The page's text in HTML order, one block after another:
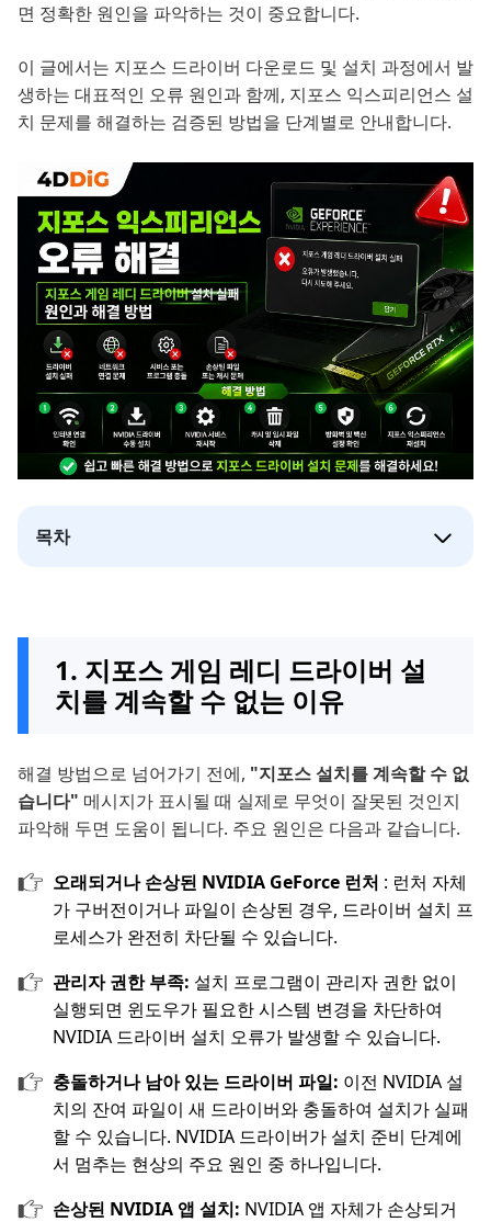
면 정확한 원인을 파악하는 것이 중요합니다.
이 글에서는 지포스 드라이버 다운로드 및 설치 과정에서 발
생하는 대표적인 오류 원인과 함께, 지포스 익스피리언스 설
치 문제를 해결하는 검증된 방법을 단계별로 안내합니다.
목차
1. 지포스 게임 레디 드라이버 설
치를 계속할 수 없는 이유
해결 방법으로 넘어가기 전에, "지포스 설치를 계속할 수 없
습니다" 메시지가 표시될 때 실제로 무엇이 잘못된 것인지
파악해 두면 도움이 됩니다. 주요 원인은 다음과 같습니다.
오래되거나 손상된 NVIDIA GeForce 런처 : 런처 자체
가 구버전이거나 파일이 손상된 경우, 드라이버 설치 프
로세스가 완전히 차단될 수 있습니다.
관리자 권한 부족: 설치 프로그램이 관리자 권한 없이
실행되면 윈도우가 필요한 시스템 변경을 차단하여
NVIDIA 드라이버 설치 오류가 발생할 수 있습니다.
충돌하거나 남아 있는 드라이버 파일: 이전 NVIDIA 설
치의 잔여 파일이 새 드라이버와 충돌하여 설치가 실패
할 수 있습니다. NVIDIA 드라이버가 설치 준비 단계에
서 멈추는 현상의 주요 원인 중 하나입니다.
손상된 NVIDIA 앱 설치: NVIDIA 앱 자체가 손상되거